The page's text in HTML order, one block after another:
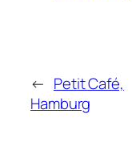
← Petit Café,
Hamburg